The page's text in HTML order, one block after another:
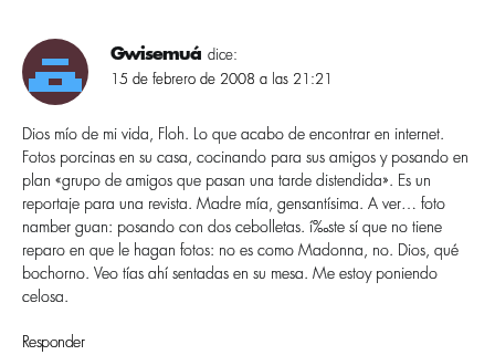
Gwisemuá dice:
15 de febrero de 2008 a las 21:21
Dios mí­o de mi vida, Floh. Lo que acabo de encontrar en internet.
Fotos porcinas en su casa, cocinando para sus amigos y posando en
plan «grupo de amigos que pasan una tarde distendida». Es un
reportaje para una revista. Madre mí­a, gensantí­sima. A ver… foto
namber guan: posando con dos cebolletas. í‰ste sí­ que no tiene
reparo en que le hagan fotos: no es como Madonna, no. Dios, qué
bochorno. Veo tí­as ahí­ sentadas en su mesa. Me estoy poniendo
celosa.
Responder